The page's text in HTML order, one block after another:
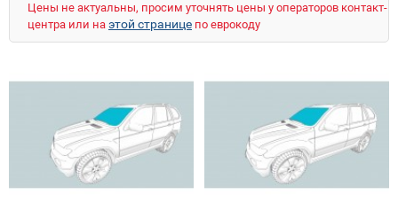
Цены не актуальны, просим уточнять цены у операторов контакт-
центра или на этой странице по еврокоду